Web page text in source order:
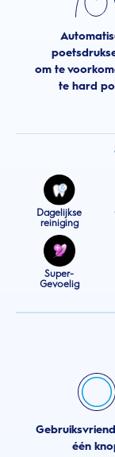
om te
te hard
Dagelijkse
reiniging
Super-
Gevoelig
één